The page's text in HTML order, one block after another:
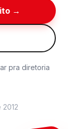
→
pra diretoria